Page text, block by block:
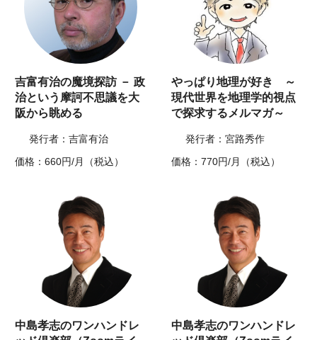
吉富有治の魔境探訪 － 政
治という摩訶不思議を大
阪から眺める
発行者：吉富有治
価格：660円/月（税込）
やっぱり地理が好き ～
現代世界を地理学的視点
で探求するメルマガ～
発行者：宮路秀作
価格：770円/月（税込）
中島孝志のワンハンドレ
中島孝志のワンハンドレ